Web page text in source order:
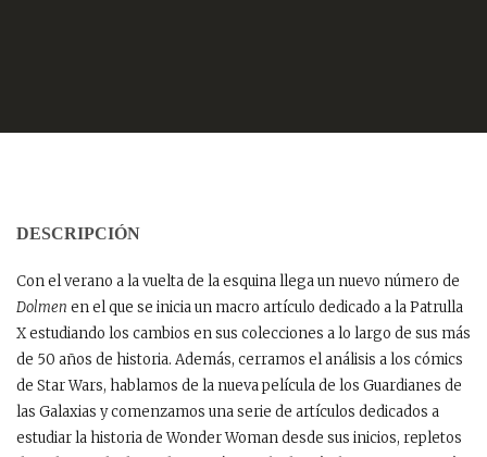
DESCRIPCIÓN
Con el verano a la vuelta de la esquina llega un nuevo número de
Dolmen en el que se inicia un macro artículo dedicado a la Patrulla
X estudiando los cambios en sus colecciones a lo largo de sus más
de 50 años de historia. Además, cerramos el análisis a los cómics
de Star Wars, hablamos de la nueva película de los Guardianes de
las Galaxias y comenzamos una serie de artículos dedicados a
estudiar la historia de Wonder Woman desde sus inicios, repletos